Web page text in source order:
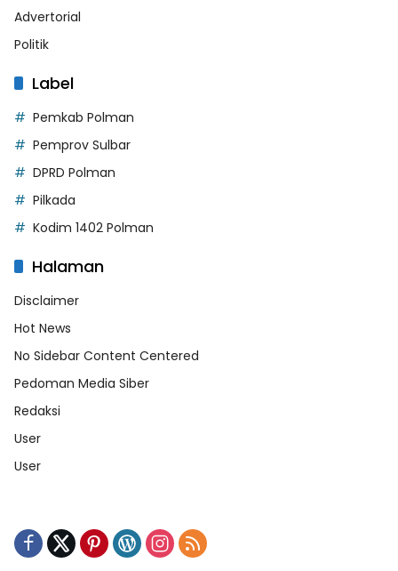
Advertorial
Politik
Label
Pemkab Polman
Pemprov Sulbar
DPRD Polman
Pilkada
Kodim 1402 Polman
Halaman
Disclaimer
Hot News
No Sidebar Content Centered
Pedoman Media Siber
Redaksi
User
User